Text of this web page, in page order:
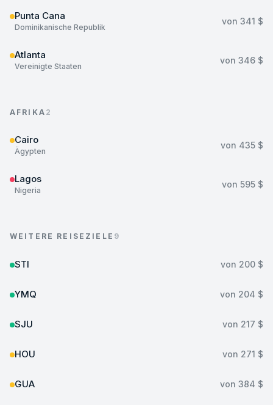
Punta Cana
Dominikanische Republik
von 341 $
Atlanta
Vereinigte Staaten
von 346 $
AFRIKA 2
Cairo
Ägypten
von 435 $
Lagos
Nigeria
von 595 $
WEITERE REISEZIELE 9
STI von 200 $
YMQ von 204 $
SJU von 217 $
HOU von 271 $
GUA von 384 $